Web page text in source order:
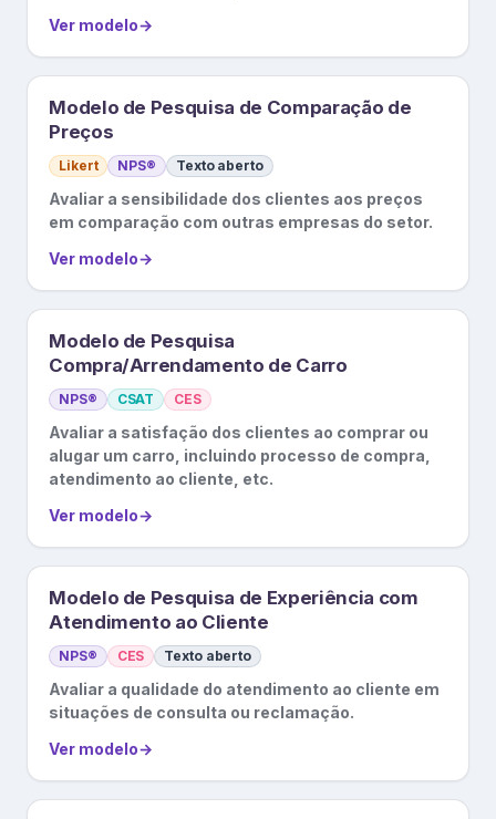
Ver modelo→
Modelo de Pesquisa de Comparação de
Preços
Likert NPS® Texto aberto
Avaliar a sensibilidade dos clientes aos preços
em comparação com outras empresas do setor.
Ver modelo→
Modelo de Pesquisa
Compra/Arrendamento de Carro
NPS® CSAT CES
Avaliar a satisfação dos clientes ao comprar ou
alugar um carro, incluindo processo de compra,
atendimento ao cliente, etc.
Ver modelo→
Modelo de Pesquisa de Experiência com
Atendimento ao Cliente
NPS® CES Texto aberto
Avaliar a qualidade do atendimento ao cliente em
situações de consulta ou reclamação.
Ver modelo→